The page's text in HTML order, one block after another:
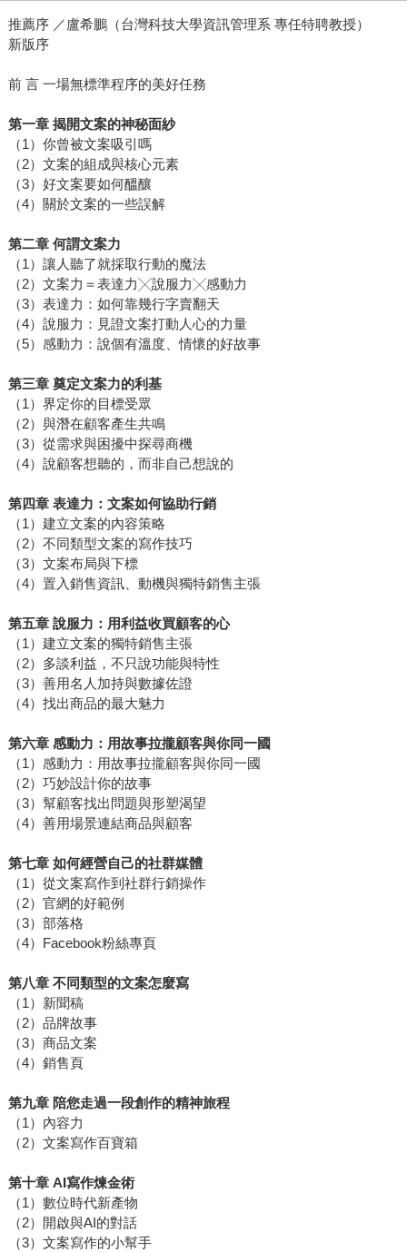
推薦序 ／盧希鵬（台灣科技大學資訊管理系 專任特聘教授）
新版序
前 言 一場無標準程序的美好任務
第一章 揭開文案的神秘面紗
（1）你曾被文案吸引嗎
（2）文案的組成與核心元素
（3）好文案要如何醞釀
（4）關於文案的一些誤解
第二章 何謂文案力
（1）讓人聽了就採取行動的魔法
（2）文案力＝表達力╳說服力╳感動力
（3）表達力：如何靠幾行字賣翻天
（4）說服力：見證文案打動人心的力量
（5）感動力：說個有溫度、情懷的好故事
第三章 奠定文案力的利基
（1）界定你的目標受眾
（2）與潛在顧客產生共鳴
（3）從需求與困擾中探尋商機
（4）說顧客想聽的，而非自己想說的
第四章 表達力：文案如何協助行銷
（1）建立文案的內容策略
（2）不同類型文案的寫作技巧
（3）文案布局與下標
（4）置入銷售資訊、動機與獨特銷售主張
第五章 說服力：用利益收買顧客的心
（1）建立文案的獨特銷售主張
（2）多談利益，不只說功能與特性
（3）善用名人加持與數據佐證
（4）找出商品的最大魅力
第六章 感動力：用故事拉攏顧客與你同一國
（1）感動力：用故事拉攏顧客與你同一國
（2）巧妙設計你的故事
（3）幫顧客找出問題與形塑渴望
（4）善用場景連結商品與顧客
第七章 如何經營自己的社群媒體
（1）從文案寫作到社群行銷操作
（2）官網的好範例
（3）部落格
（4）Facebook粉絲專頁
第八章 不同類型的文案怎麼寫
（1）新聞稿
（2）品牌故事
（3）商品文案
（4）銷售頁
第九章 陪您走過一段創作的精神旅程
（1）內容力
（2）文案寫作百寶箱
第十章 AI寫作煉金術
（1）數位時代新產物
（2）開啟與AI的對話
（3）文案寫作的小幫手